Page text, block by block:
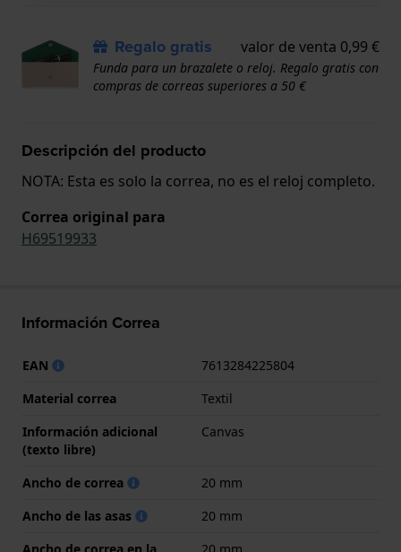
Regalo gratis valor de venta 0,99 €
Funda para un brazalete o reloj. Regalo gratis con
compras de correas superiores a 50 €
Descripción del producto
NOTA: Esta es solo la correa, no es el reloj completo.
Correa original para
H69519933
Información Correa
EAN
7613284225804
Material correa
Textil
Información adicional
(texto libre)
Canvas
Ancho de correa
20 mm
Ancho de las asas
20 mm